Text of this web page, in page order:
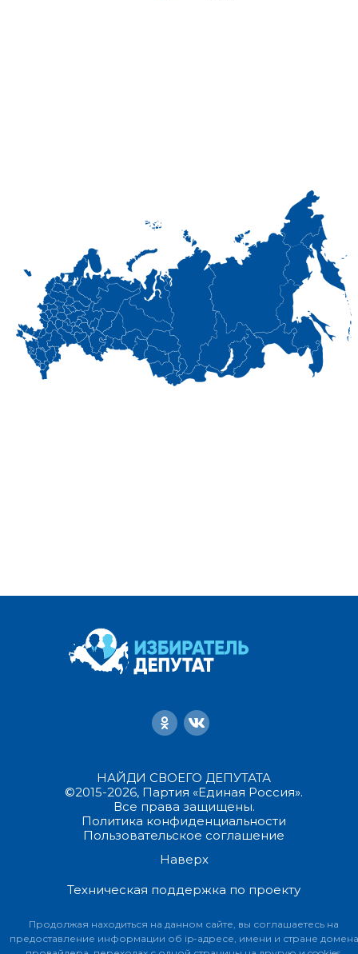
НАЙДИ СВОЕГО ДЕПУТАТА
©2015-2026, Партия «Единая Россия».
Все права защищены.
Политика конфиденциальности
Пользовательское соглашение
Наверх
Техническая поддержка по проекту
Продолжая находиться на данном сайте, вы соглашаетесь на
предоставление информации об ip-адресе, имени и стране домена